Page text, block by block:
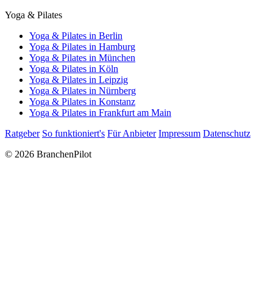
Yoga & Pilates
Yoga & Pilates in Berlin
Yoga & Pilates in Hamburg
Yoga & Pilates in München
Yoga & Pilates in Köln
Yoga & Pilates in Leipzig
Yoga & Pilates in Nürnberg
Yoga & Pilates in Konstanz
Yoga & Pilates in Frankfurt am Main
Ratgeber So funktioniert's Für Anbieter Impressum Datenschutz
© 2026 BranchenPilot